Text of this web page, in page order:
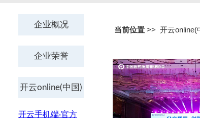
当前位置 >> 开云online(